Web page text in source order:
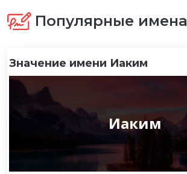
Популярные имена
Значение имени Иаким
Иаким